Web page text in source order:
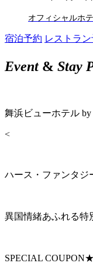
オフィシャルホ
宿泊予約 レストラ
Event& Stay
舞浜ビューホテル
<
ハース・ファンタジ
異国情緒あふれる特
SPECIAL